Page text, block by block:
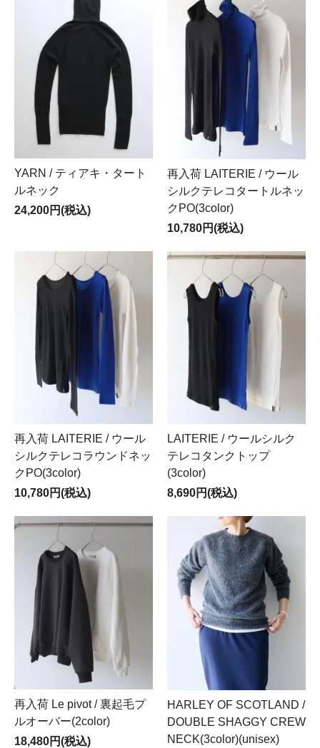
YARN / ティアキ・タート
ルネック
24,200円(税込)
再入荷 LAITERIE / ウール
シルクテレコタートルネッ
クPO(3color)
10,780円(税込)
再入荷 LAITERIE / ウール
シルクテレコラウンドネッ
クPO(3color)
10,780円(税込)
LAITERIE / ウールシルク
テレコタンクトップ
(3color)
8,690円(税込)
再入荷 Le pivot / 裏起毛プ
ルオーバー(2color)
18,480円(税込)
HARLEY OF SCOTLAND /
DOUBLE SHAGGY CREW
NECK(3color)(unisex)